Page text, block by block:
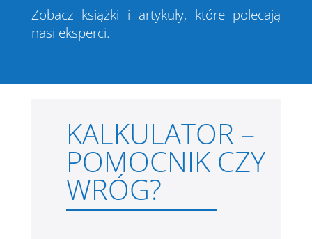
Zobacz książki i artykuły, które polecają
nasi eksperci.
KALKULATOR –
POMOCNIK CZY
WRÓG?